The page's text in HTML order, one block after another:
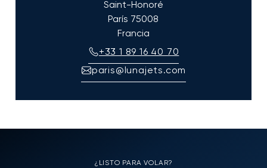
Saint-Honoré
París 75008
Francia
+33 1 89 16 40 70
paris@lunajets.com
¿LISTO PARA VOLAR?